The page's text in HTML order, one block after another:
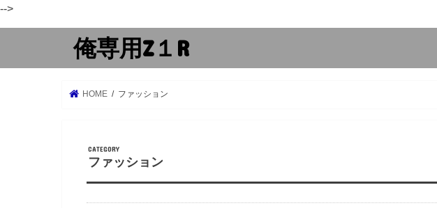
-->
俺専用Z１R
HOME ファッション
ファッション